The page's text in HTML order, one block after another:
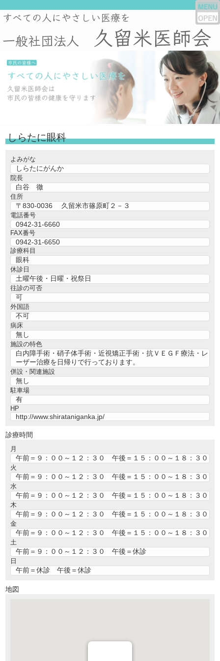
しらたに眼科
よみがな
しらたにがんか
院長
白谷 徹
住所
〒830-0036 久留米市篠原町２－３
電話番号
0942-31-6660
FAX番号
0942-31-6650
診療科目
眼科
休診日
土曜午後・日曜・祝祭日
往診の可否
可
外国語
不可
病床
無し
施設の特色
白内障手術・硝子体手術・近視矯正手術・抗ＶＥＧＦ療法・レ
ーザー治療を日帰りで行っております。
併設・関連施設
無し
駐車場
有
HP
http://www.shirataniganka.jp/
診療時間
月
午前＝９：００～１２：３０ 午後＝１５：００～１８：３０
火
午前＝９：００～１２：３０ 午後＝１５：００～１８：３０
水
午前＝９：００～１２：３０ 午後＝１５：００～１８：３０
木
午前＝９：００～１２：３０ 午後＝１５：００～１８：３０
金
午前＝９：００～１２：３０ 午後＝１５：００～１８：３０
土
午前＝９：００～１２：３０ 午後＝休診
日
午前＝休診 午後＝休診
地図